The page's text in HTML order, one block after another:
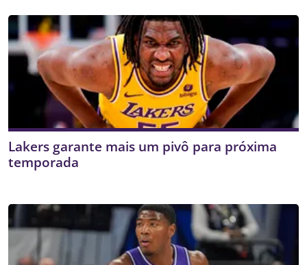
Lakers garante mais um pivô para próxima
temporada